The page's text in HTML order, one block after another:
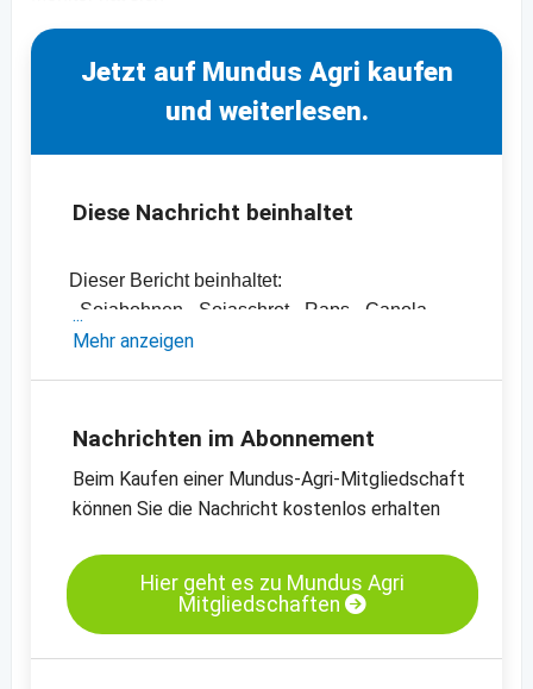
Jetzt auf Mundus Agri kaufen
und weiterlesen.
Diese Nachricht beinhaltet
Dieser Bericht beinhaltet:
- Sojabohnen-, Sojaschrot-, Raps-, Canola-
und Rapsschrotpreise, Sonnenblumenkerne
Handels
- Preischarts, Erntebilanzen und Import- und
Exportdaten
Kassamarkt - Sojaschrot LP - Hamburg
Kassamarkt - Rapssaat - Neuss
Mehr anzeigen
Nachrichten im Abonnement
Beim Kaufen einer Mundus-Agri-Mitgliedschaft
können Sie die Nachricht kostenlos erhalten
Hier geht es zu Mundus Agri
Mitgliedschaften